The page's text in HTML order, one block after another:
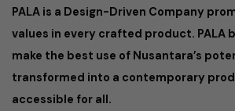
PALA is a Design-Driven Company
values in every crafted product. PALA
make the best use of Nusantara’s
transformed into a contemporary
accessible for all.